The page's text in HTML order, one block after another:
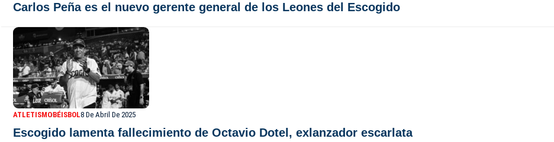
Carlos Peña es el nuevo gerente general de los Leones del Escogido
ATLETISMOBÉISBOL8 De Abril De 2025
Escogido lamenta fallecimiento de Octavio Dotel, exlanzador escarlata